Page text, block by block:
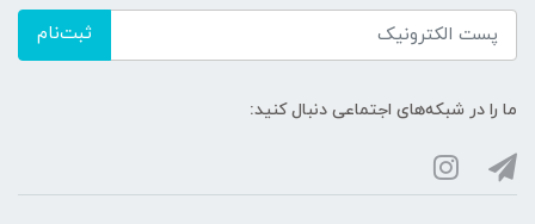
ثبت‌نام
ما را در شبکه‌های اجتماعی دنبال کنید: